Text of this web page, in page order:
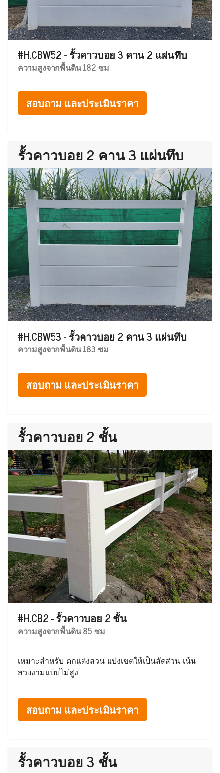
#H.CBW52 - รั้วคาวบอย 3 คาน 2 แผ่นทึบ
ความสูงจากพื้นดิน 182 ซม
สอบถาม และประเมินราคา
รั้วคาวบอย 2 คาน 3 แผ่นทึบ
#H.CBW53 - รั้วคาวบอย 2 คาน 3 แผ่นทึบ
ความสูงจากพื้นดิน 183 ซม
สอบถาม และประเมินราคา
รั้วคาวบอย 2 ชั้น
#H.CB2 - รั้วคาวบอย 2 ชั้น
ความสูงจากพื้นดิน 85 ซม
เหมาะสำหรับ ตกแต่งสวน แบ่งเขตให้เป็นสัดส่วน เน้น
สวยงามแบบไม่สูง
สอบถาม และประเมินราคา
รั้วคาวบอย 3 ชั้น